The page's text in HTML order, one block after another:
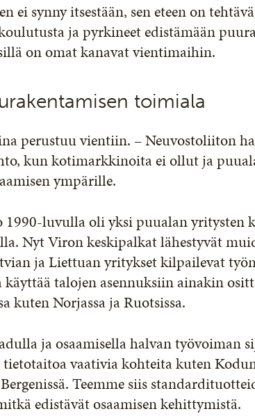
ei synny itsestään, sen eteen on
ja pyrkineet edistämään
on omat kanavat vientimaihin.
toimiala
perustuu vientiin. – Neuvostoliiton
kun kotimarkkinoita ei ollut ja
ympärille.
luvulla oli yksi puualan yritysten
Nyt Viron keskipalkat lähestyvät
ja Liettuan yritykset kilpailevat
talojen asennuksiin ainakin
kuten Norjassa ja Ruotsissa.
ja osaamisella halvan työvoiman
vaativia kohteita kuten
Teemme siis
edistävät osaamisen kehittymistä.